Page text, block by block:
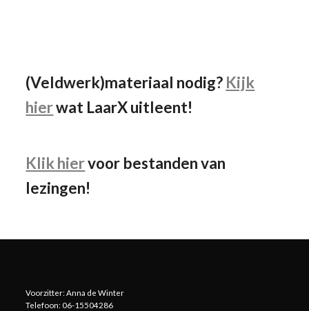
(Veldwerk)materiaal nodig? Kijk
hierwat LaarX uitleent!
Klik hiervoor bestanden van
lezingen!
Voorzitter: Anna de Winter
Telefoon: 06-15504286